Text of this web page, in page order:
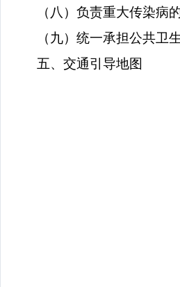
（八）负责重大传染
（九）统一承担公共
五、交通引导地图